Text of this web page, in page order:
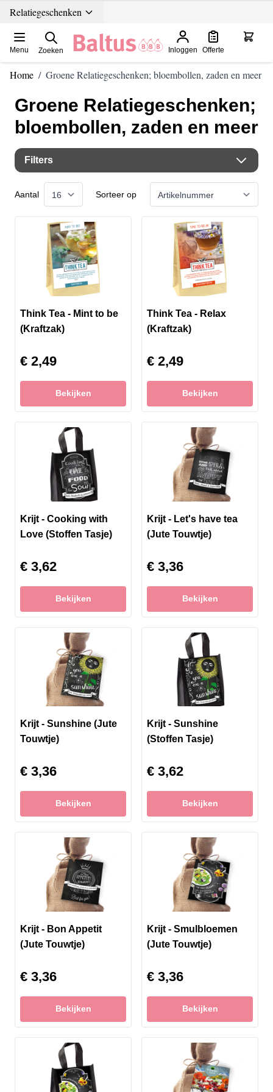
Ga direct door naar de inhoud
Relatiegeschenken
Menu Zoeken Inloggen Offerte
Home / Groene Relatiegeschenken; bloembollen, zaden en meer
Filters
Aantal
per pagina
Sorteer op
Think Tea - Mint to be
(Kraftzak)
€ 2,49
Bekijken
Think Tea - Relax
(Kraftzak)
€ 2,49
Bekijken
Krijt - Cooking with
Love (Stoffen Tasje)
€ 3,62
Bekijken
Krijt - Let's have tea
(Jute Touwtje)
€ 3,36
Bekijken
Krijt - Sunshine (Jute
Touwtje)
€ 3,36
Bekijken
Krijt - Sunshine
(Stoffen Tasje)
€ 3,62
Bekijken
Krijt - Bon Appetit
(Jute Touwtje)
€ 3,36
Bekijken
Krijt - Smulbloemen
(Jute Touwtje)
€ 3,36
Bekijken
Groene Relatiegeschenken;
bloembollen, zaden en meer